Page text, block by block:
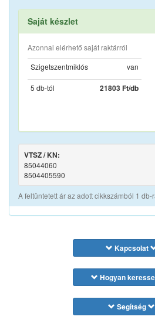
Saját készlet
Azonnal elérhető saját raktárról
Szigetszentmiklós
van
5 db-tól 21803 Ft/db
VTSZ / KN:
85044060
8504405590
A feltüntetett ár az adott cikkszámból 1 db-
Kapcsolat
Hogyan
Segítség